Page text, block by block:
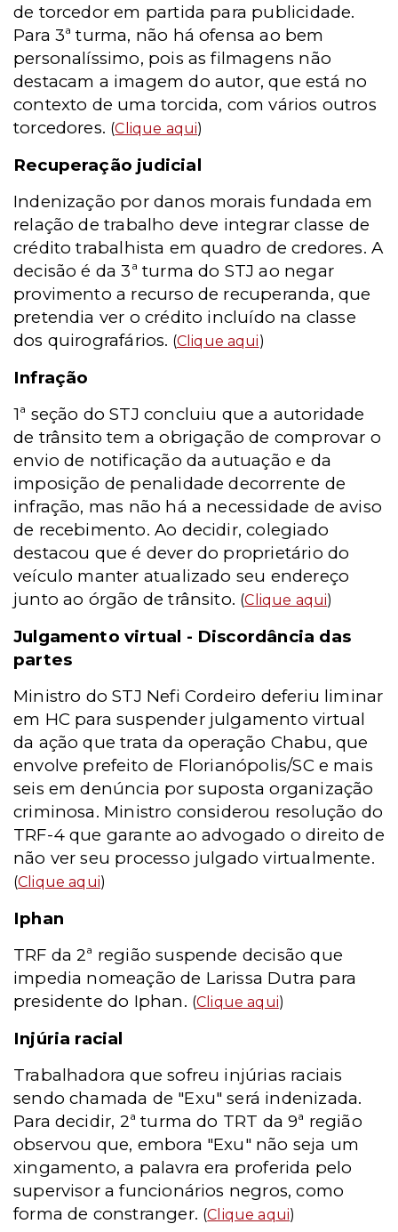
de torcedor em partida para publicidade.
Para 3ª turma, não há ofensa ao bem
personalíssimo, pois as filmagens não
destacam a imagem do autor, que está no
contexto de uma torcida, com vários outros
torcedores. (Clique aqui)
Recuperação judicial
Indenização por danos morais fundada em
relação de trabalho deve integrar classe de
crédito trabalhista em quadro de credores. A
decisão é da 3ª turma do STJ ao negar
provimento a recurso de recuperanda, que
pretendia ver o crédito incluído na classe
dos quirografários. (Clique aqui)
Infração
1ª seção do STJ concluiu que a autoridade
de trânsito tem a obrigação de comprovar o
envio de notificação da autuação e da
imposição de penalidade decorrente de
infração, mas não há a necessidade de aviso
de recebimento. Ao decidir, colegiado
destacou que é dever do proprietário do
veículo manter atualizado seu endereço
junto ao órgão de trânsito. (Clique aqui)
Julgamento virtual - Discordância das
partes
Ministro do STJ Nefi Cordeiro deferiu liminar
em HC para suspender julgamento virtual
da ação que trata da operação Chabu, que
envolve prefeito de Florianópolis/SC e mais
seis em denúncia por suposta organização
criminosa. Ministro considerou resolução do
TRF-4 que garante ao advogado o direito de
não ver seu processo julgado virtualmente.
(Clique aqui)
Iphan
TRF da 2ª região suspende decisão que
impedia nomeação de Larissa Dutra para
presidente do Iphan. (Clique aqui)
Injúria racial
Trabalhadora que sofreu injúrias raciais
sendo chamada de "Exu" será indenizada.
Para decidir, 2ª turma do TRT da 9ª região
observou que, embora "Exu" não seja um
xingamento, a palavra era proferida pelo
supervisor a funcionários negros, como
forma de constranger. (Clique aqui)